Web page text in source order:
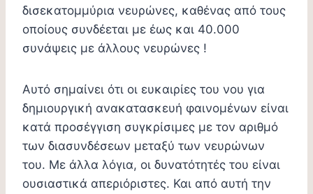
δισεκατομμύρια νευρώνες, καθένας από τους
οποίους συνδέεται με έως και 40.000
συνάψεις με άλλους νευρώνες !
Αυτό σημαίνει ότι οι ευκαιρίες του νου για
δημιουργική ανακατασκευή φαινομένων είναι
κατά προσέγγιση συγκρίσιμες με τον αριθμό
των διασυνδέσεων μεταξύ των νευρώνων
του. Με άλλα λόγια, οι δυνατότητές του είναι
ουσιαστικά απεριόριστες. Και από αυτή την